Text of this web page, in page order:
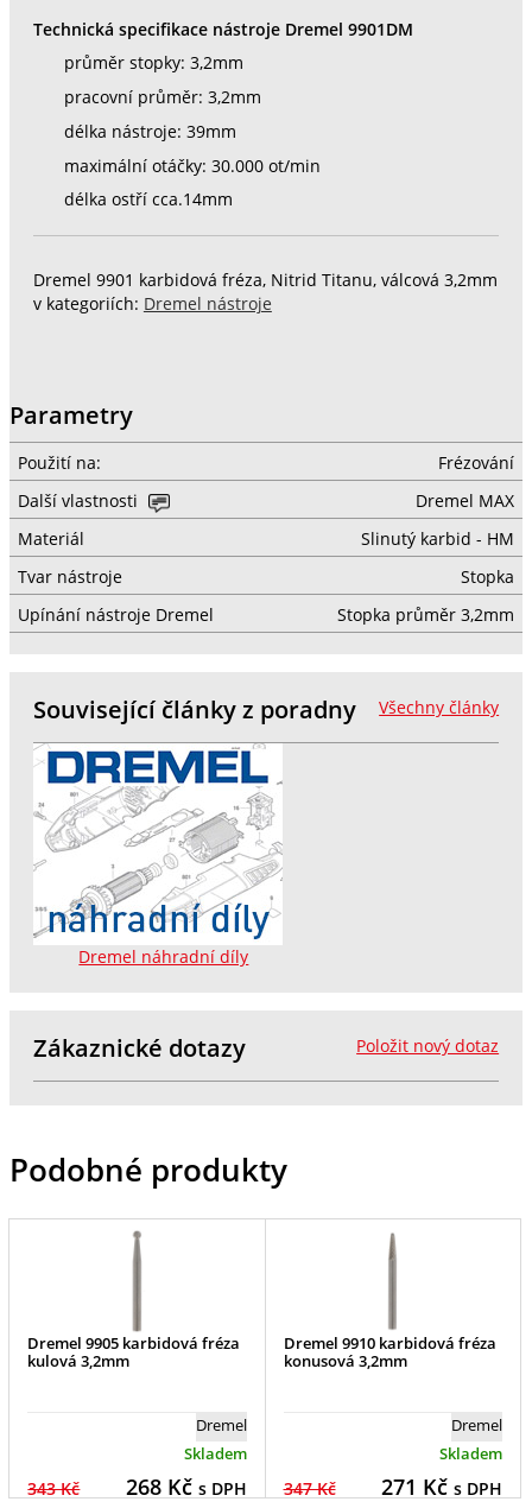
Technická specifikace nástroje Dremel 9901DM
průměr stopky: 3,2mm
pracovní průměr: 3,2mm
délka nástroje: 39mm
maximální otáčky: 30.000 ot/min
délka ostří cca.14mm
Dremel 9901 karbidová fréza, Nitrid Titanu, válcová 3,2mm
v kategoriích: Dremel nástroje
Parametry
Použití na:
Frézování
Další vlastnosti
Dremel MAX
Materiál
Slinutý karbid - HM
Tvar nástroje
Stopka
Upínání nástroje Dremel
Stopka průměr 3,2mm
Všechny články
Související články z poradny
Dremel náhradní díly
Položit nový dotaz
Zákaznické dotazy
Podobné produkty
Dremel 9905 karbidová fréza
kulová 3,2mm
Dremel
Skladem
343 Kč 268Kč s DPH
Dremel 9910 karbidová fréza
konusová 3,2mm
Dremel
Skladem
347 Kč 271 Kč s DPH